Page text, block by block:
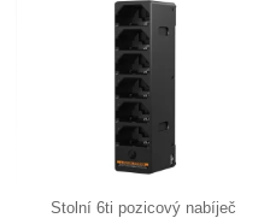
Stolní 6ti pozicový nabíječ